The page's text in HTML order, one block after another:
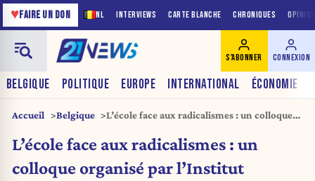
NL INTERVIEWS CARTE BLANCHE CHRONIQUES
♥FAIRE UN DON
BELGIQUE POLITIQUE EUROPE INTERNATIONAL ÉCONOMIE
S'ABONNER CONNEXION
Accueil Belgique
L’école face aux radicalismes : un colloque
tiendra mercredi soir
L’école face aux radicalismes : un
colloque organisé par l’Institut